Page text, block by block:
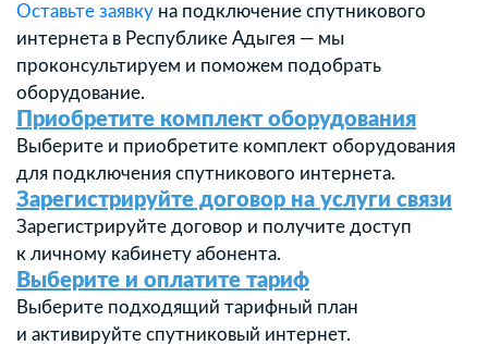
Оставьте заявку на подключение спутникового
интернета в Республике Адыгея — мы
проконсультируем и поможем подобрать
оборудование.
Приобретите комплект оборудования
Выберите и приобретите комплект оборудования
для подключения спутникового интернета.
Зарегистрируйте договор на услуги связи
Зарегистрируйте договор и получите доступ
к личному кабинету абонента.
Выберите и оплатите тариф
Выберите подходящий тарифный план
и активируйте спутниковый интернет.